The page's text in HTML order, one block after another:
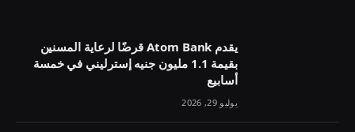
يقدم Atom Bank قرضًا لرعاية المسنين
بقيمة 1.1 مليون جنيه إسترليني في خمسة
أسابيع
يوليو 29, 2026